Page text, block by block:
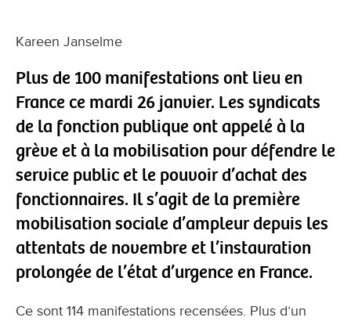
Kareen Janselme
Plus de 100 manifestations ont lieu en
France ce mardi 26 janvier. Les syndicats
de la fonction publique ont appelé à la
grève et à la mobilisation pour défendre le
service public et le pouvoir d’achat des
fonctionnaires. Il s’agit de la première
mobilisation sociale d’ampleur depuis les
attentats de novembre et l’instauration
prolongée de l’état d’urgence en France.
Ce sont 114 manifestations recensées. Plus d’un